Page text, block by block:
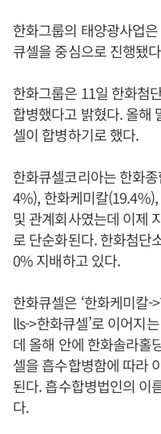
한화그룹의 태양광사업
큐셀을 중심으로 진행됐
한화그룹은 11일 한화첨
합병했다고 밝혔다. 올해
셀이 합병하기로 했다.
한화큐셀코리아는 한화
4%), 한화케미칼
및 관계회사였는데 이제
로 단순화된다. 한화첨단
0% 지배하고 있다.
한화큐셀은 ‘한화케미칼
lls->한화큐셀’로 이어지
데 올해 안에 한화솔라홀
셀을 흡수합병함에 따라
된다. 흡수합병법인의 이
다.